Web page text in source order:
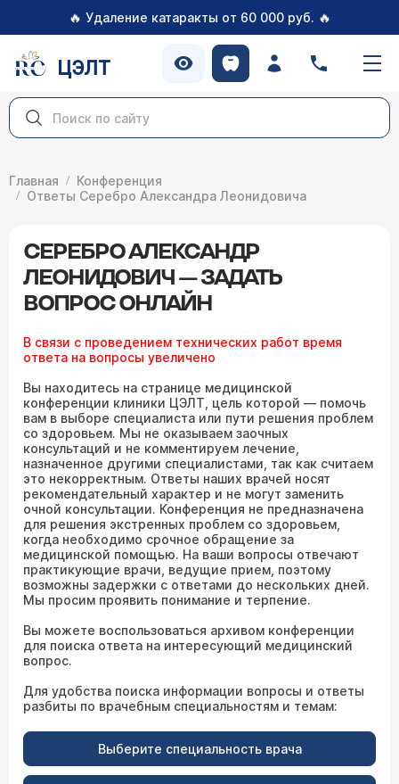
🔥 Удаление катаракты от 60 000 руб. 🔥
ЦЭЛТ
Главная
Конференция
Ответы Серебро Александра Леонидовича
СЕРЕБРО АЛЕКСАНДР
ЛЕОНИДОВИЧ — ЗАДАТЬ
ВОПРОС ОНЛАЙН
В связи с проведением технических работ время
ответа на вопросы увеличено
Вы находитесь на странице медицинской
конференции клиники ЦЭЛТ, цель которой — помочь
вам в выборе специалиста или пути решения проблем
со здоровьем. Мы не оказываем заочных
консультаций и не комментируем лечение,
назначенное другими специалистами, так как считаем
это некорректным. Ответы наших врачей носят
рекомендательный характер и не могут заменить
очной консультации. Конференция не предназначена
для решения экстренных проблем со здоровьем,
когда необходимо срочное обращение за
медицинской помощью. На ваши вопросы отвечают
практикующие врачи, ведущие прием, поэтому
возможны задержки с ответами до нескольких дней.
Мы просим проявить понимание и терпение.
Вы можете воспользоваться архивом конференции
для поиска ответа на интересующий медицинский
вопрос.
Для удобства поиска информации вопросы и ответы
разбиты по врачебным специальностям и темам:
Выберите специальность врача